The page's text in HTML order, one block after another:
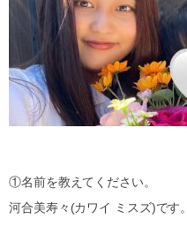
①名前を教えてください。
河合美寿々(カワイ ミスズ)です。